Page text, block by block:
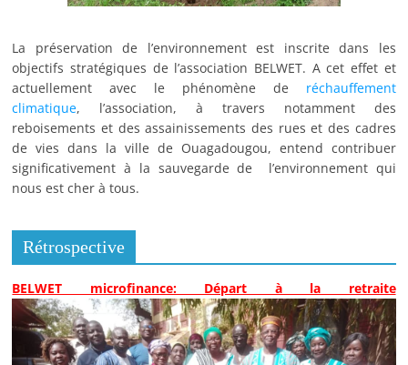
La préservation de l’environnement est inscrite dans les
objectifs stratégiques de l’association BELWET. A cet effet et
actuellement avec le phénomène de réchauffement
climatique, l’association, à travers notamment des
reboisements et des assainissements des rues et des cadres
de vies dans la ville de Ouagadougou, entend contribuer
significativement à la sauvegarde de l’environnement qui
nous est cher à tous.
Rétrospective
BELWET microfinance: Départ à la retraite